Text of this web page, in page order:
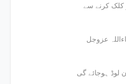
کلک کرنے سے
عزوجل
لوڈ ہوجائے گی